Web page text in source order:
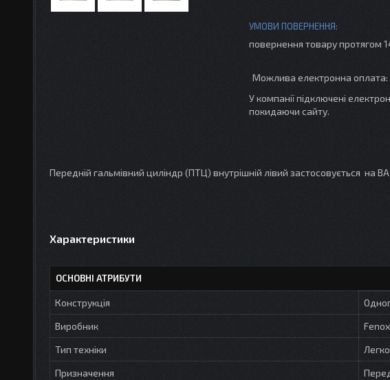
повернення товару протягом
У компанії підключені
покидаючи сайту.
Передній гальмівний циліндр (ПТЦ) внутрішній лівий застосовується на
Характеристики
ОСНОВНІ АТРИБУТИ
Конструкція
Виробник
Fenox
Тип техніки
Призначення